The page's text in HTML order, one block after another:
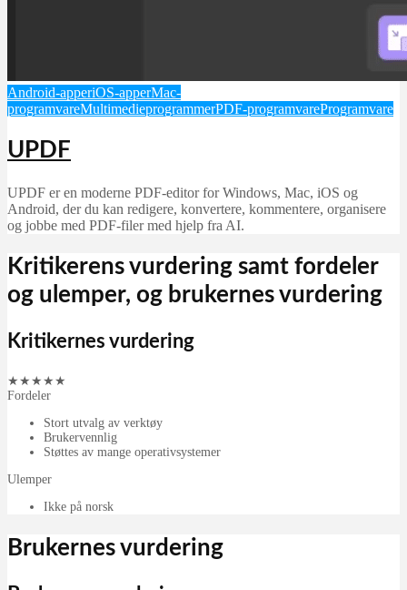
Android-apperiOS-apperMac-
programvareMultimedieprogrammerPDF-programvareProgramvare
UPDF
UPDF er en moderne PDF-editor for Windows, Mac, iOS og
Android, der du kan redigere, konvertere, kommentere, organisere
og jobbe med PDF-filer med hjelp fra AI.
Kritikerens vurdering samt fordeler
og ulemper, og brukernes vurdering
Kritikernes vurdering
★ ★ ★ ★ ★
Fordeler
Stort utvalg av verktøy
Brukervennlig
Støttes av mange operativsystemer
Ulemper
Ikke på norsk
Brukernes vurdering